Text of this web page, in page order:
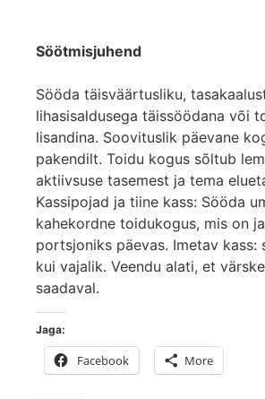
Söötmisjuhend
Sööda täisväärtusliku,
lihasisaldusega täissöödana või
lisandina. Soovituslik päevane
pakendilt. Toidu kogus sõltub
aktiivsuse tasemest ja tema
Kassipojad ja tiine kass: Sööda
kahekordne toidukogus, mis on
portsjoniks päevas. Imetav kass:
kui vajalik. Veendu alati, et
saadaval.
Jaga:
Facebook More